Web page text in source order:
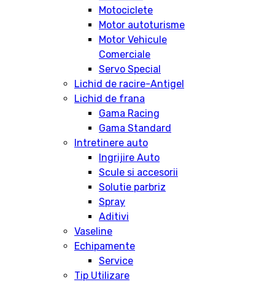
Motociclete
Motor autoturisme
Motor Vehicule
Comerciale
Servo Special
Lichid de racire-Antigel
Lichid de frana
Gama Racing
Gama Standard
Intretinere auto
Ingrijire Auto
Scule si accesorii
Solutie parbriz
Spray
Aditivi
Vaseline
Echipamente
Service
Tip Utilizare